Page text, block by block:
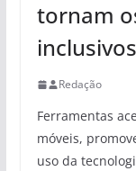
tornam
inclusivos
Redação
Ferramentas
móveis,
uso da